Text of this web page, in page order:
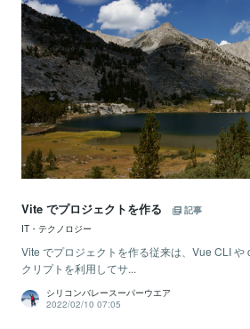
Vite でプロジェクトを作る
記事
IT・テクノロジー
Vite でプロジェクトを作る従来は、Vue CLI や
クリプトを利用してサ...
シリコンバレースーパーウエア
2022/02/10 07:05